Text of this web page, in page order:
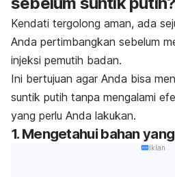
Kendati tergolong aman, ada
Anda pertimbangkan sebelum
injeksi pemutih badan.
Ini bertujuan agar Anda bisa
suntik putih tanpa mengalami
yang perlu Anda lakukan.
1. Mengetahui bahan
Iklan